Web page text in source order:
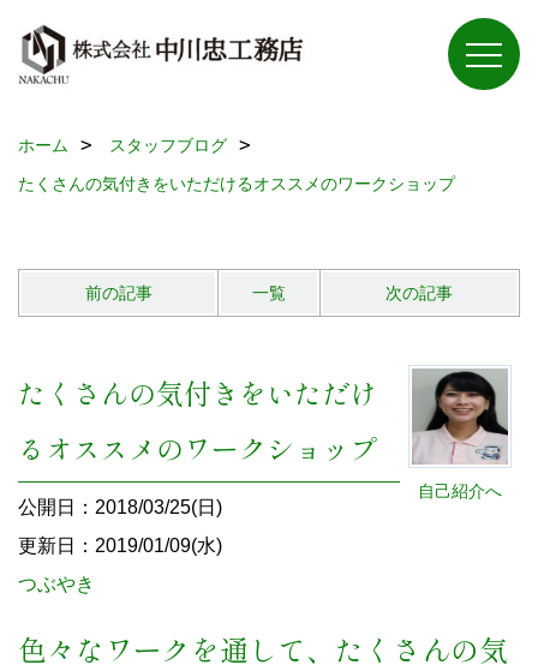
ホーム
スタッフブログ
たくさんの気付きをいただけるオススメのワークショップ
前の記事 一覧 次の記事
自己紹介へ
たくさんの気付きをいただけ
るオススメのワークショップ
公開日：2018/03/25(日)
更新日：2019/01/09(水)
つぶやき
色々なワークを通して、たくさんの気